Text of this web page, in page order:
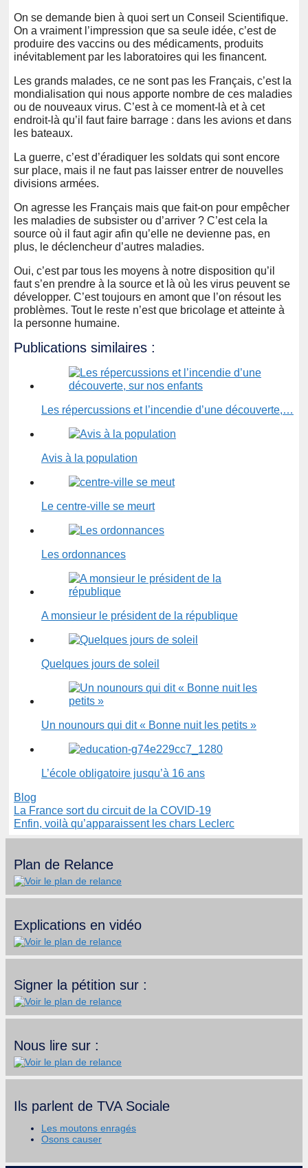
On se demande bien à quoi sert un Conseil Scientifique.
On a vraiment l’impression que sa seule idée, c’est de
produire des vaccins ou des médicaments, produits
inévitablement par les laboratoires qui les financent.
Les grands malades, ce ne sont pas les Français, c’est la
mondialisation qui nous apporte nombre de ces maladies
ou de nouveaux virus. C’est à ce moment-là et à cet
endroit-là qu’il faut faire barrage : dans les avions et dans
les bateaux.
La guerre, c’est d’éradiquer les soldats qui sont encore
sur place, mais il ne faut pas laisser entrer de nouvelles
divisions armées.
On agresse les Français mais que fait-on pour empêcher
les maladies de subsister ou d’arriver ? C’est cela la
source où il faut agir afin qu’elle ne devienne pas, en
plus, le déclencheur d’autres maladies.
Oui, c’est par tous les moyens à notre disposition qu’il
faut s’en prendre à la source et là où les virus peuvent se
développer. C’est toujours en amont que l’on résout les
problèmes. Tout le reste n’est que bricolage et atteinte à
la personne humaine.
Publications similaires :
Les répercussions et l’incendie d’une découverte,…
Avis à la population
Le centre-ville se meurt
Les ordonnances
A monsieur le président de la république
Quelques jours de soleil
Un nounours qui dit « Bonne nuit les petits »
L’école obligatoire jusqu’à 16 ans
Catégories
Blog
La France sort du circuit de la COVID-19
Enfin, voilà qu’apparaissent les chars Leclerc
Plan de Relance
Explications en vidéo
Signer la pétition sur :
Nous lire sur :
Ils parlent de TVA Sociale
Les moutons enragés
Osons causer